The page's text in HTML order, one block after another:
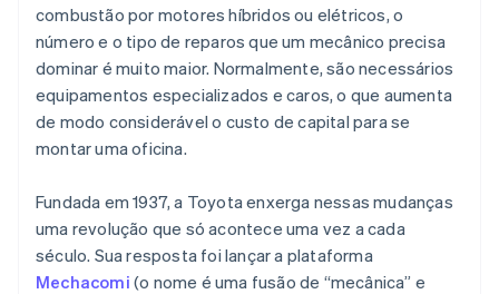
combustão por motores híbridos ou elétricos, o
número e o tipo de reparos que um mecânico precisa
dominar é muito maior. Normalmente, são necessários
equipamentos especializados e caros, o que aumenta
de modo considerável o custo de capital para se
montar uma oficina.
Fundada em 1937, a Toyota enxerga nessas mudanças
uma revolução que só acontece uma vez a cada
século. Sua resposta foi lançar a plataforma
Mechacomi (o nome é uma fusão de “mecânica” e